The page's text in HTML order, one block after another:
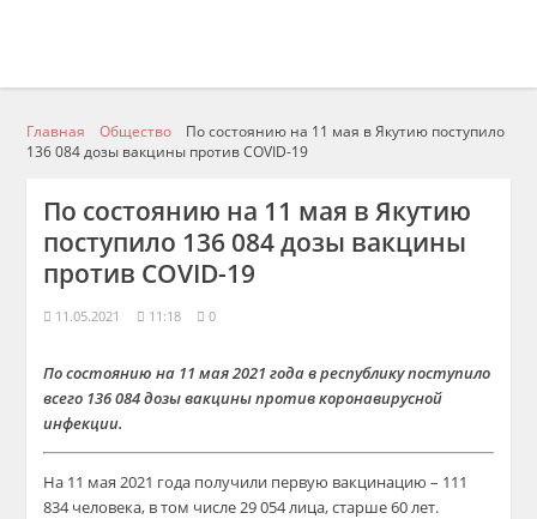
Главная Общество
По состоянию на 11 мая в Якутию поступило
136 084 дозы вакцины против COVID-19
По состоянию на 11 мая в Якутию
поступило 136 084 дозы вакцины
против COVID-19
11.05.2021 11:18 0
По состоянию на 11 мая 2021 года в республику поступило
всего 136 084 дозы вакцины против коронавирусной
инфекции.
На 11 мая 2021 года получили первую вакцинацию – 111
834 человека, в том числе 29 054 лица, старше 60 лет.